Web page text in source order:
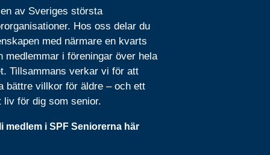
av Sveriges största
Hos oss delar du
med närmare en kvarts
medlemmar i föreningar över hela
Tillsammans verkar vi för att
bättre villkor för äldre – och ett
liv för dig som senior.
medlem i SPF Seniorerna här